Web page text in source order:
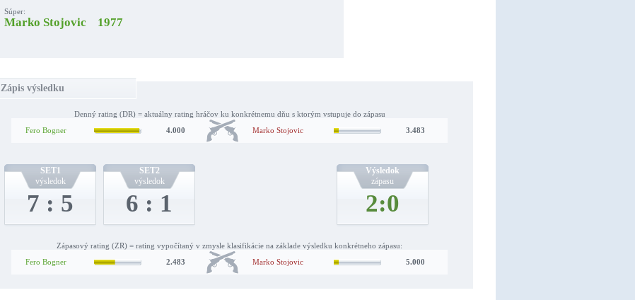
Súper:
Marko Stojovic 1977
Zápis výsledku
Denný rating (DR) = aktuálny rating hráčov ku konkrétnemu dňu s ktorým vstupuje do zápasu
Fero Bogner
4.000 Marko Stojovic 3.483
SET1
výsledok
7 : 5
SET2
výsledok
6 : 1
Výsledok
zápasu
2:0
Zápasový rating (ZR) = rating vypočítaný v zmysle klasifikácie na základe výsledku konkrétneho zápasu:
Fero Bogner
2.483 Marko Stojovic 5.000